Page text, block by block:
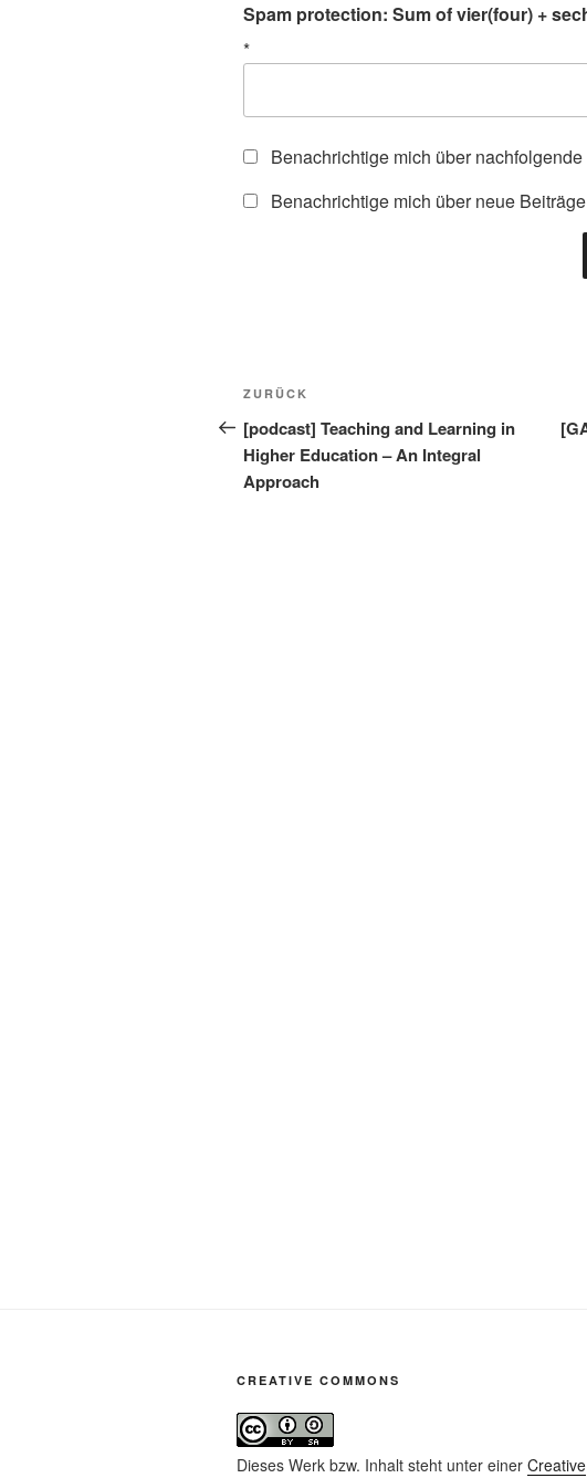
Spam protection: Sum of vier(four) +
*
Benachrichtige mich über
Benachrichtige mich über neue
Beitragsnavigation
Vorheriger
Beitrag
ZURÜCK
[podcast] Teaching and Learning in
Higher Education – An Integral
Approach
CREATIVE COMMONS
Dieses Werk bzw. Inhalt steht unter einer Creative